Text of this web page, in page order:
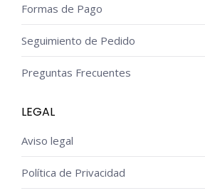
Formas de Pago
Seguimiento de Pedido
Preguntas Frecuentes
LEGAL
Aviso legal
Política de Privacidad